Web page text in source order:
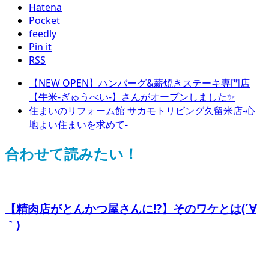
Hatena
Pocket
feedly
Pin it
RSS
【NEW OPEN】ハンバーグ&薪焼きステーキ専門店
【牛米-ぎゅうべい-】さんがオープンしました✨
住まいのリフォーム館 サカモトリビング久留米店-心
地よい住まいを求めて-
合わせて読みたい！
【精肉店がとんかつ屋さんに⁉︎】そのワケとは(´∀
｀)